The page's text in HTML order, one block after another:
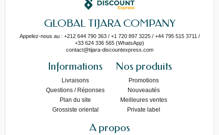
GLOBAL TIJARA COMPANY
Appelez-nous au : +212 644 790 363 / +1 720 897 3225 / +44 795 515 3711 /
+33 624 336 565 (WhatsApp)
contact@tijara-discountexpress.com
Informations
Livraisons
Questions / Réponses
Plan du site
Grossiste oriental
Nos produits
Promotions
Nouveautés
Meilleures ventes
Private label
A propos